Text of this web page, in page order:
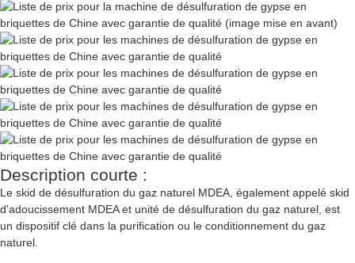
Description courte :
Le skid de désulfuration du gaz naturel MDEA, également appelé skid
d'adoucissement MDEA et unité de désulfuration du gaz naturel, est
un dispositif clé dans la purification ou le conditionnement du gaz
naturel.